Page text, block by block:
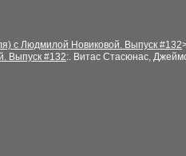
с Людмилой Новиковой. Выпуск #132
Выпуск #132:. Витас Стасюнас,